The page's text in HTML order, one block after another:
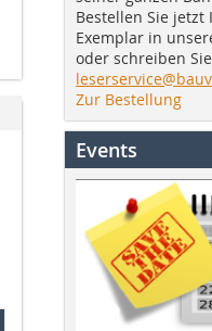
Bestellen Sie
Exemplar in
oder schreiben
Zur Bestellung
Events